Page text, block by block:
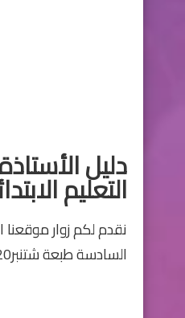
دليل
التعليم
نقدم لكم زوار
السادسةطبعة شتنبر2020، والذي سيساعدكم كثيرا في عمليات الإعداد المادي لجميع الدروس مادة